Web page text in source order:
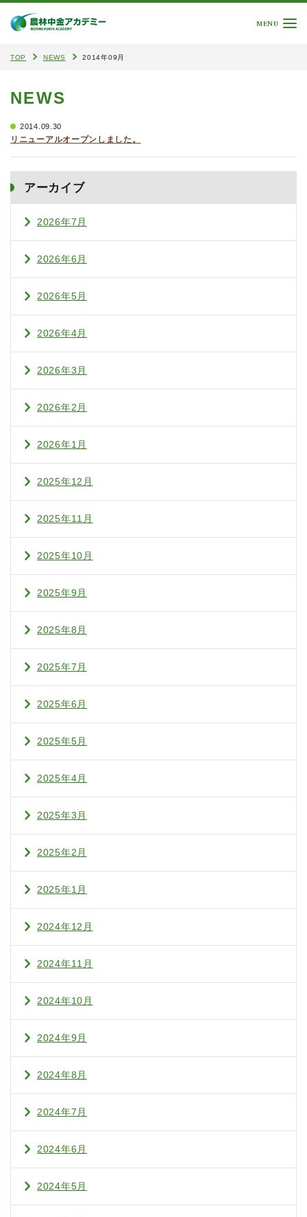
MENU
TOP NEWS 2014年09月
NEWS
2014.09.30
リニューアルオープンしました。
アーカイブ
2026年7月
2026年6月
2026年5月
2026年4月
2026年3月
2026年2月
2026年1月
2025年12月
2025年11月
2025年10月
2025年9月
2025年8月
2025年7月
2025年6月
2025年5月
2025年4月
2025年3月
2025年2月
2025年1月
2024年12月
2024年11月
2024年10月
2024年9月
2024年8月
2024年7月
2024年6月
2024年5月